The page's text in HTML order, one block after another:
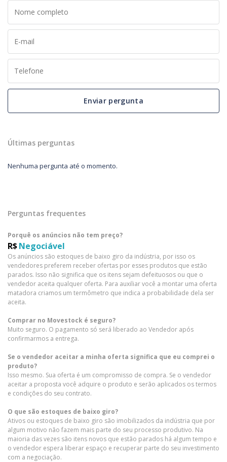
Enviar pergunta
Últimas perguntas
Nenhuma pergunta até o momento.
Perguntas frequentes
Porquê os anúncios não tem preço?
R$Negociável
Os anúncios são estoques de baixo giro da indústria, por isso os
vendedores preferem receber ofertas por esses produtos que estão
parados. Isso não significa que os itens sejam defeituosos ou que o
vendedor aceita qualquer oferta. Para auxiliar você a montar uma oferta
matadora criamos um termômetro que indica a probabilidade dela ser
aceita.
Comprar no Movestock é seguro?
Muito seguro. O pagamento só será liberado ao Vendedor após
confirmarmos a entrega.
Se o vendedor aceitar a minha oferta significa que eu comprei o
produto?
Isso mesmo. Sua oferta é um compromisso de compra. Se o vendedor
aceitar a proposta você adquire o produto e serão aplicados os termos
e condições do seu contrato.
O que são estoques de baixo giro?
Ativos ou estoques de baixo giro são imobilizados da indústria que por
algum motivo não fazem mais parte do seu processo produtivo. Na
maioria das vezes são itens novos que estão parados há algum tempo e
o vendedor espera liberar espaço e recuperar parte do seu investimento
com a negociação.